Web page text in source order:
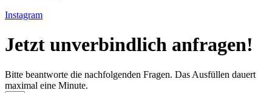
Instagram
Jetzt unverbindlich anfragen!
Bitte beantworte die nachfolgenden Fragen. Das Ausfüllen dauert
maximal eine Minute.